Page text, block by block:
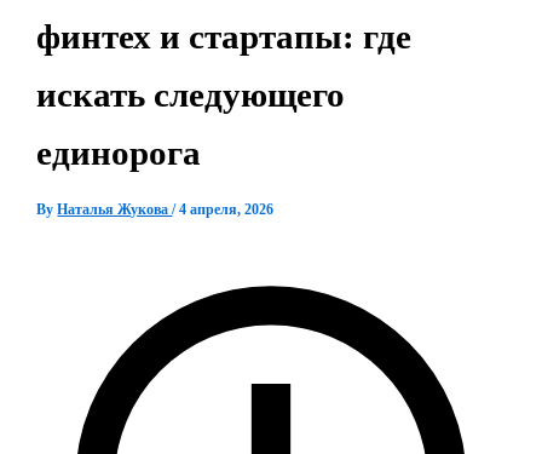
финтех и стартапы: где
искать следующего
единорога
ByНаталья Жукова/4 апреля, 2026